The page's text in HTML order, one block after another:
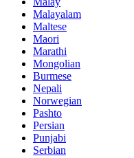
Malayalam
Maltese
Maori
Marathi
Mongolian
Burmese
Nepali
Norwegian
Pashto
Persian
Punjabi
Serbian